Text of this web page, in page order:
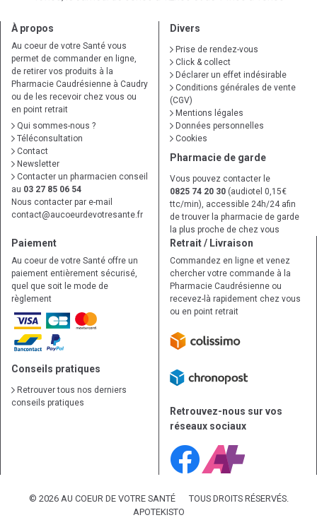
À propos
Au coeur de votre Santé vous
permet de commander en ligne,
de retirer vos produits à la
Pharmacie Caudrésienne à Caudry
ou de les recevoir chez vous ou
en point retrait
Qui sommes-nous ?
Téléconsultation
Contact
Newsletter
Contacter un pharmacien conseil
au 03 27 85 06 54
Nous contacter par e-mail
contact@aucoeurdevotresante.fr
Divers
Prise de rendez-vous
Click & collect
Déclarer un effet indésirable
Conditions générales de vente
(CGV)
Mentions légales
Données personnelles
Cookies
Pharmacie de garde
Vous pouvez contacter le
0825 74 20 30 (audiotel 0,15€
ttc/min), accessible 24h/24 afin
de trouver la pharmacie de garde
la plus proche de chez vous
Paiement
Au coeur de votre Santé offre un
paiement entièrement sécurisé,
quel que soit le mode de
règlement
Conseils pratiques
Retrouver tous nos derniers
conseils pratiques
Retrait / Livraison
Commandez en ligne et venez
chercher votre commande à la
Pharmacie Caudrésienne ou
recevez-là rapidement chez vous
ou en point retrait
Retrouvez-nous sur vos
réseaux sociaux
© 2026 AU COEUR DE VOTRE SANTÉ
TOUS DROITS RÉSERVÉS.
APOTEKISTO